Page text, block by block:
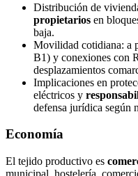
Distribución de
propietarios en
baja.
Movilidad cotidiana: a
B1) y conexiones con
desplazamientos
Implicaciones en
eléctricos y
defensa jurídica según
Economía
El tejido productivo es
municipal, hostelería,